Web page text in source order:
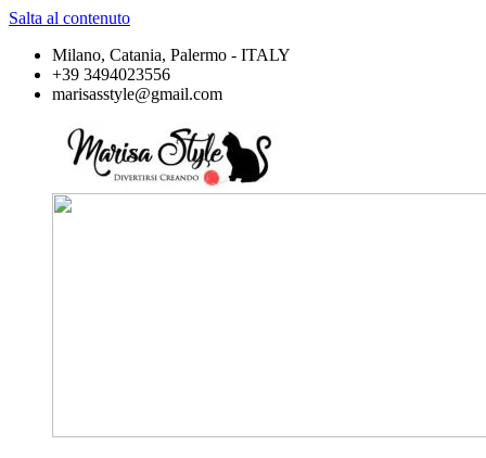
Salta al contenuto
Milano, Catania, Palermo - ITALY
+39 3494023556
marisasstyle@gmail.com